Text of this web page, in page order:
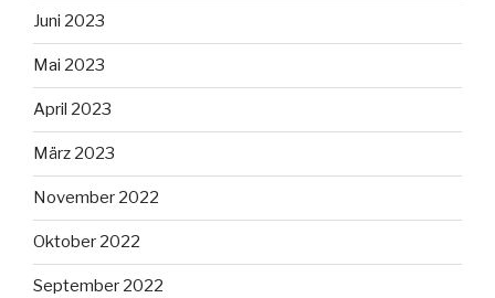
Juni 2023
Mai 2023
April 2023
März 2023
November 2022
Oktober 2022
September 2022